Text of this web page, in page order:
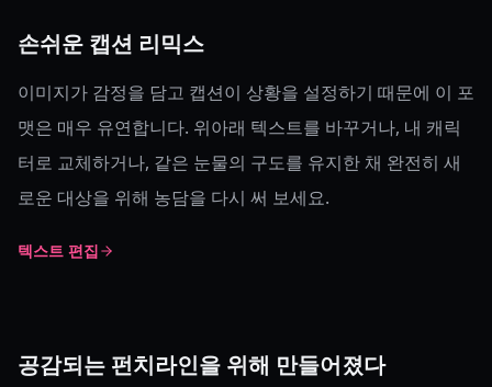
손쉬운 캡션 리믹스
이미지가 감정을 담고 캡션이 상황을 설정하기 때문에 이 포
맷은 매우 유연합니다. 위아래 텍스트를 바꾸거나, 내 캐릭
터로 교체하거나, 같은 눈물의 구도를 유지한 채 완전히 새
로운 대상을 위해 농담을 다시 써 보세요.
텍스트 편집
공감되는 펀치라인을 위해 만들어졌다